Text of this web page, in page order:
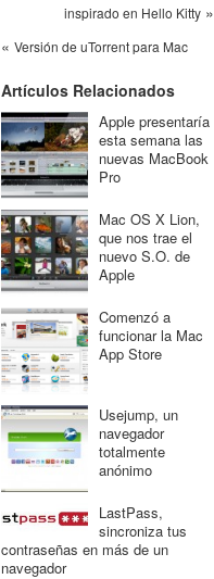
inspirado en Hello Kitty »
« Versión de uTorrent para Mac
Artículos Relacionados
Apple presentaría
esta semana las
nuevas MacBook
Pro
Mac OS X Lion,
que nos trae el
nuevo S.O. de
Apple
Comenzó a
funcionar la Mac
App Store
Usejump, un
navegador
totalmente
anónimo
LastPass,
sincroniza tus
contraseñas en más de un
navegador